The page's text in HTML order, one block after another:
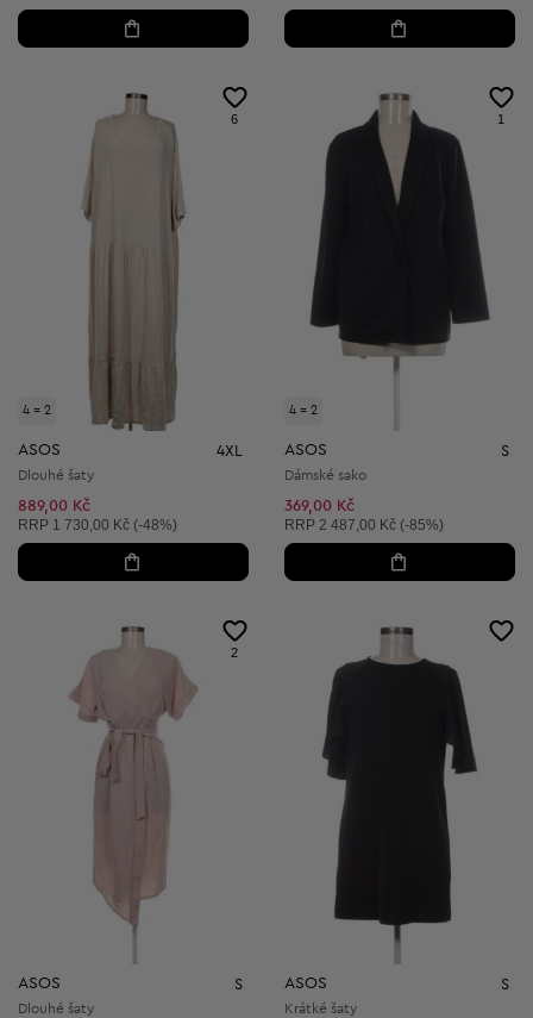
4 = 2
6
ASOS 4XL
Dlouhé šaty
889,00 Kč
Doporučená cena:
RRP 1 730,00 Kč (-48%)
4 = 2
1
ASOS S
Dámské sako
369,00 Kč
Doporučená cena:
RRP 2 487,00 Kč (-85%)
2
ASOS S
Dlouhé šaty
ASOS S
Krátké šaty